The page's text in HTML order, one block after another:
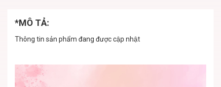
*MÔ TẢ:
Thông tin sản phẩm đang được cập nhật